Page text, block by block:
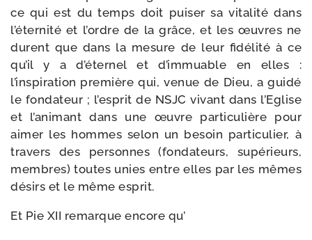
ce qui est du temps doit pui­ser sa vita­li­té dans
l’éternité et l’ordre de la grâce, et les œuvres ne
durent que dans la mesure de leur fidé­li­té à ce
qu’il y a d’éternel et d’immuable en elles :
l’inspiration pre­mière qui, venue de Dieu, a gui­dé
le fon­da­teur ; l’esprit de NSJC vivant dans l’Eglise
et l’animant dans une œuvre par­ti­cu­lière pour
aimer les hommes selon un besoin par­ti­cu­lier, à
tra­vers des per­sonnes (fon­da­teurs, supé­rieurs,
membres) toutes unies entre elles par les mêmes
dési­rs et le même esprit.
Et Pie XII remarque encore qu’